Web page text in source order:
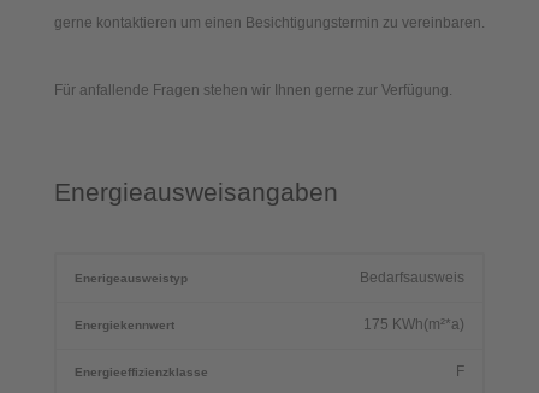
gerne kontaktieren um einen Besichtigungstermin zu vereinbaren.
Für anfallende Fragen stehen wir Ihnen gerne zur Verfügung.
Energieausweisangaben
Enerigeausweistyp Bedarfsausweis
Energiekennwert 175 KWh(m²*a)
Energieeffizienzklasse F